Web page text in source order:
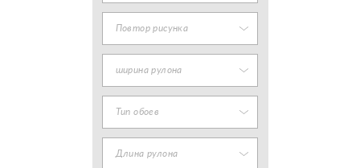
Повтор рисунка
ширина рулона
Тип обоев
Длина рулона